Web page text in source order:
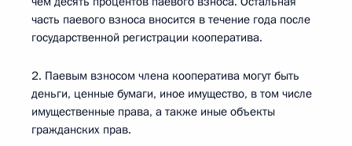
часть паевого взноса вносится в течение года после
государственной регистрации кооператива.
2. Паевым взносом члена кооператива могут быть
деньги, ценные бумаги, иное имущество, в том числе
имущественные права, а также иные объекты
гражданских прав.